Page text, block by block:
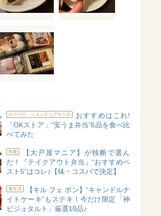
スーパー・ショッピングモール
おすすめはこれ!
「OKストア」“安うま弁当”6品を食べ比
べてみた
和食
【大戸屋マニア】が独断で選ん
だ！『テイクアウト弁当』“おすすめベ
スト5”はコレ♪【味・コスパで決定】
食生活
【キル フェ ボン】“キャンドルナ
イトケーキ”もステキ！今だけ限定「神
ビジュタルト」厳選10品♪